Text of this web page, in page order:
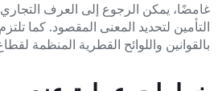
غامضًا، يمكن الرجوع إلى العرف
التأمين لتحديد المعنى المقصود. كما
بالقوانين واللوائح القطرية المنظمة